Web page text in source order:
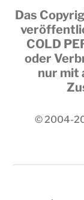
Das
COLD
oder
nur mit
© 2004-